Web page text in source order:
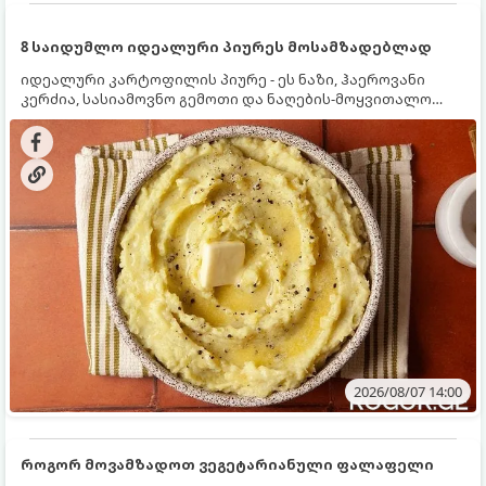
8 საიდუმლო იდეალური პიურეს მოსამზადებლად
იდეალური კარტოფილის პიურე - ეს ნაზი, ჰაეროვანი
კერძია, სასიამოვნო გემოთი და ნაღების-მოყვითალო
ფერით. მისი მომზადება ძალიან მარტივია, მაგრამ
არსებობს რამდენიმე საიდუმლო, რომლებიც უნდა
იცოდეთ, რომ პიურე იდეალურად გემრიელი გამოვიდეს.
2026/08/07 14:00
როგორ მოვამზადოთ ვეგეტარიანული ფალაფელი